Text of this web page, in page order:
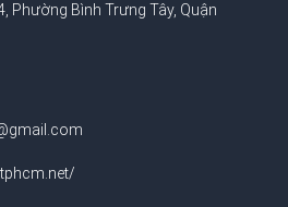
Phường Bình Trưng Tây, Quận